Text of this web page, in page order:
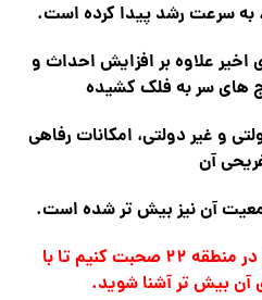
سرعت رشد پیدا کرده است.
علاوه بر افزایش احداث و
های سر به فلک کشیده
و غیر دولتی، امکانات رفاهی
آن
آن نیز بیش تر شده است.
در رابطه با معاوضه امتیاز در منطقه ۲۲ صحبت کنیم تا با
آن بیش تر آشنا شوید.